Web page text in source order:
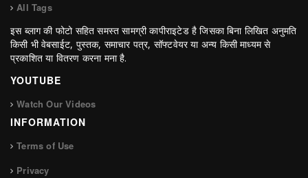
All Tags
इस ब्लाग की फोटो सहित समस्त सामग्री कापीराइटेड है जिसका बिना लिखित अनुमति
किसी भी वेबसाईट, पुस्तक, समाचार पत्र, सॉफ्टवेयर या अन्य किसी माध्यम से
प्रकाशित या वितरण करना मना है.
YOUTUBE
Watch Our Videos
INFORMATION
Terms of Use
Privacy